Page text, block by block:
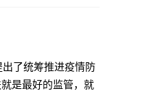
了统筹推进疫情防
是最好的监管，就